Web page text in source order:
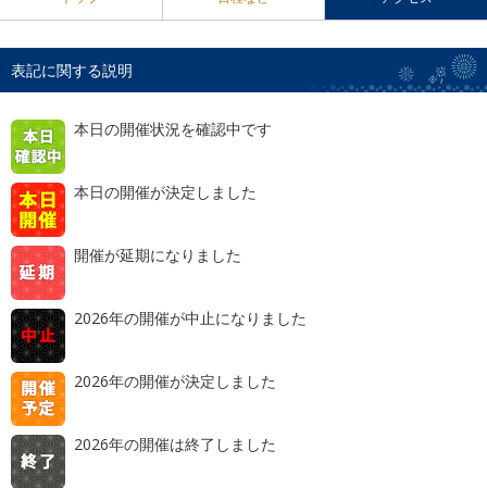
表記に関する説明
本日の開催状況を確認中です
本日の開催が決定しました
開催が延期になりました
2026年の開催が中止になりました
2026年の開催が決定しました
2026年の開催は終了しました